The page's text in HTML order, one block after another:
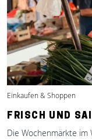
Einkaufen & Shoppen
FRISCH UND
Die Wochenmärkte im